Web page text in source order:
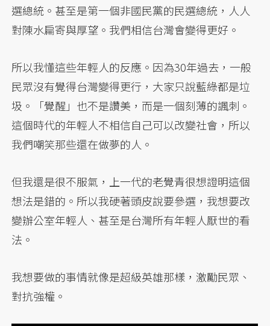
選總統。甚至是第一個非國民黨的民選總統，人人
對陳水扁寄與厚望。我們相信台灣會變得更好。
所以我懂這些年輕人的反應。因為30年過去，一般
民眾沒有覺得台灣變得更行，大家只說藍綠都是垃
圾。「覺醒」也不是讚美，而是一個刻薄的諷刺。
這個時代的年輕人不相信自己可以改變社會，所以
我們嘲笑那些還在做夢的人。
但我還是很不服氣，上一代的老覺青很想證明這個
想法是錯的。所以我硬著頭皮說要參選，我想要改
變辦公室年輕人、甚至是台灣所有年輕人厭世的看
法。
我想要做的事情就像是超級英雄那樣，激勵民眾、
對抗強權。